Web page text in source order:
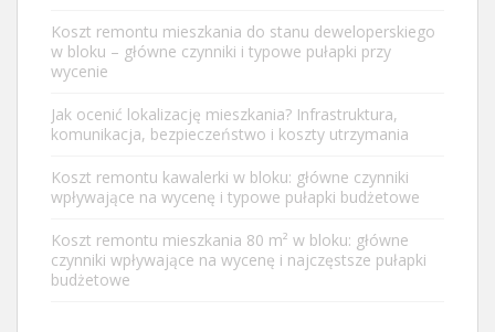
Koszt remontu mieszkania do stanu deweloperskiego
w bloku – główne czynniki i typowe pułapki przy
wycenie
Jak ocenić lokalizację mieszkania? Infrastruktura,
komunikacja, bezpieczeństwo i koszty utrzymania
Koszt remontu kawalerki w bloku: główne czynniki
wpływające na wycenę i typowe pułapki budżetowe
Koszt remontu mieszkania 80 m² w bloku: główne
czynniki wpływające na wycenę i najczęstsze pułapki
budżetowe